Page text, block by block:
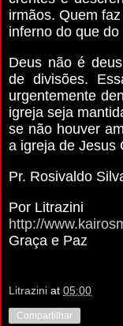
irmãos. Quem
inferno do que
Deus não é
de divisões.
urgentemente
igreja seja
se não houver
a igreja de Jesus
Pr. Rosivaldo
Por Litrazini
http://
Graça e Paz
Litrazini at 05:00
Compartilhar